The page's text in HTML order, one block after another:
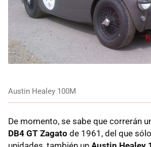
Austin Healey 100M
De momento, se sabe que correrán
DB4 GT Zagato de 1961, del que